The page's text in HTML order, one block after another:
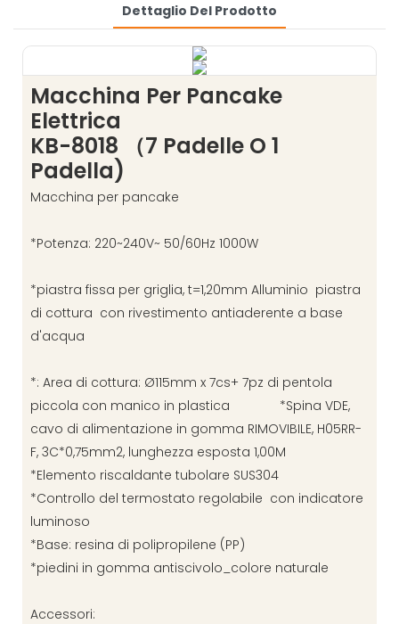
Dettaglio Del Prodotto
Macchina Per Pancake
Elettrica
KB-8018 （7 Padelle O 1
Padella)
Macchina per pancake
*Potenza: 220~240V~ 50/60Hz 1000W
*piastra fissa per griglia, t=1,20mm Alluminio piastra
di cottura con rivestimento antiaderente a base
d'acqua
*: Area di cottura: Ø115mm x 7cs+ 7pz di pentola
piccola con manico in plastica *Spina VDE,
cavo di alimentazione in gomma RIMOVIBILE, H05RR-
F, 3C*0,75mm2, lunghezza esposta 1,00M
*Elemento riscaldante tubolare SUS304
*Controllo del termostato regolabile con indicatore
luminoso
*Base: resina di polipropilene (PP)
*piedini in gomma antiscivolo_colore naturale
Accessori: